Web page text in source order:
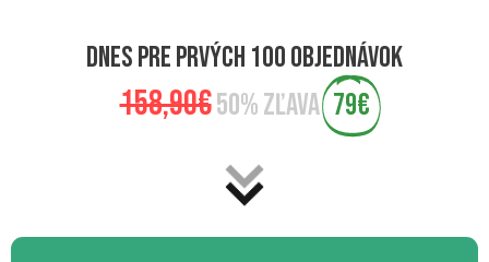
dnes pre prvých 100 objednávok
158,90€50% zľava79€